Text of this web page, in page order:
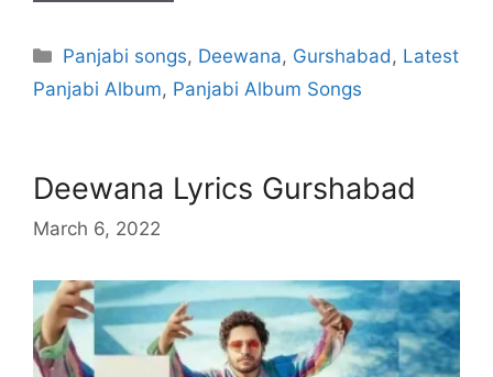
Categories
Panjabi songs, Deewana, Gurshabad , Latest
Panjabi Album, Panjabi Album Songs
Deewana Lyrics Gurshabad
March 6, 2022